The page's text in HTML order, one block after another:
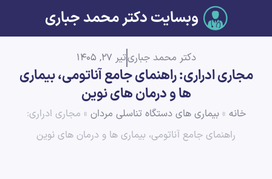
وبسایت دکتر محمد جباری
دکتر محمد جباریتیر 27, 1405
مجاری ادراری: راهنمای جامع آناتومی، بیماری
ها و درمان های نوین
خانه »بیماری های دستگاه تناسلی مردان » مجاری ادراری:
راهنمای جامع آناتومی، بیماری ها و درمان های نوین